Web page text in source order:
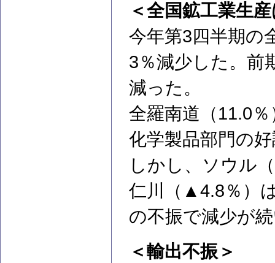
＜全国鉱工業生
今年第3四半期の
3％減少した。前
減った。
全羅南道（11.0
化学製品部門の
しかし、ソウル
仁川（▲4.8％）
の不振で減少が
＜輸出不振＞